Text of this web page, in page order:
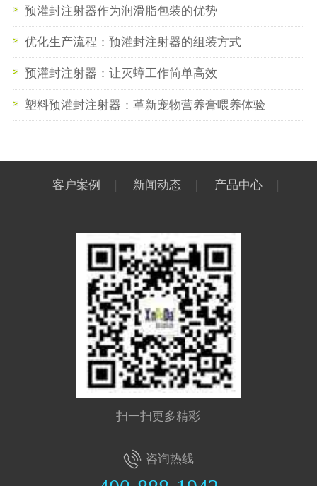
体验
预灌封注射器作为润滑脂包装的优势
优化生产流程：预灌封注射器的组装方式
预灌封注射器：让灭蟑工作简单高效
塑料预灌封注射器：革新宠物营养膏喂养体验
客户案例 新闻动态 产品中心
扫一扫更多精彩
咨询热线